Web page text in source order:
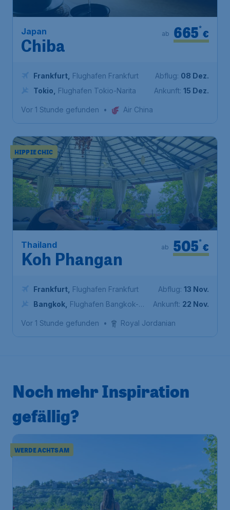
Japan
Chiba
€
665*
ab
Frankfurt Flughafen Frankfurt
Tokio
Flughafen Tokio-Narita
Abflug: 08 Dez.
Ankunft: 15 Dez.
Vor 1 Stunde gefunden • Air China
HIPPIE CHIC
Thailand
Koh Phangan
€
505*
ab
Frankfurt Flughafen Frankfurt
Bangkok Flughafen Bangkok-
Abflug: 13 Nov.
Ankunft: 22 Nov.
Vor 1 Stunde gefunden • Royal Jordanian
Noch mehr Inspiration
gefällig?
WERDE ACHTSAM